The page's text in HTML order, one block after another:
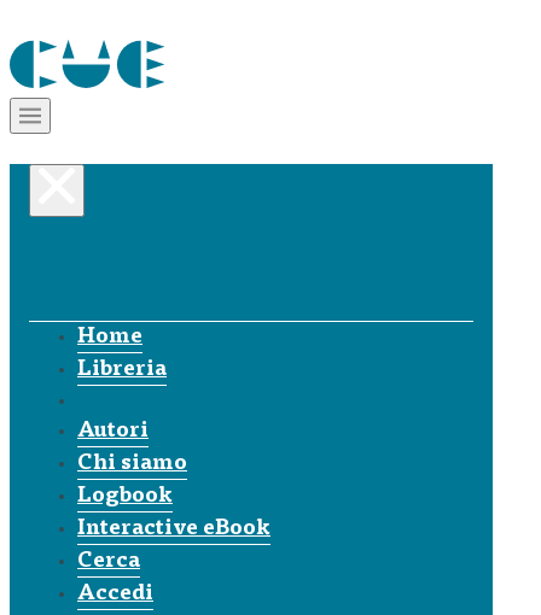
Home
Libreria
Autori
Chi siamo
Logbook
Interactive eBook
Cerca
Accedi